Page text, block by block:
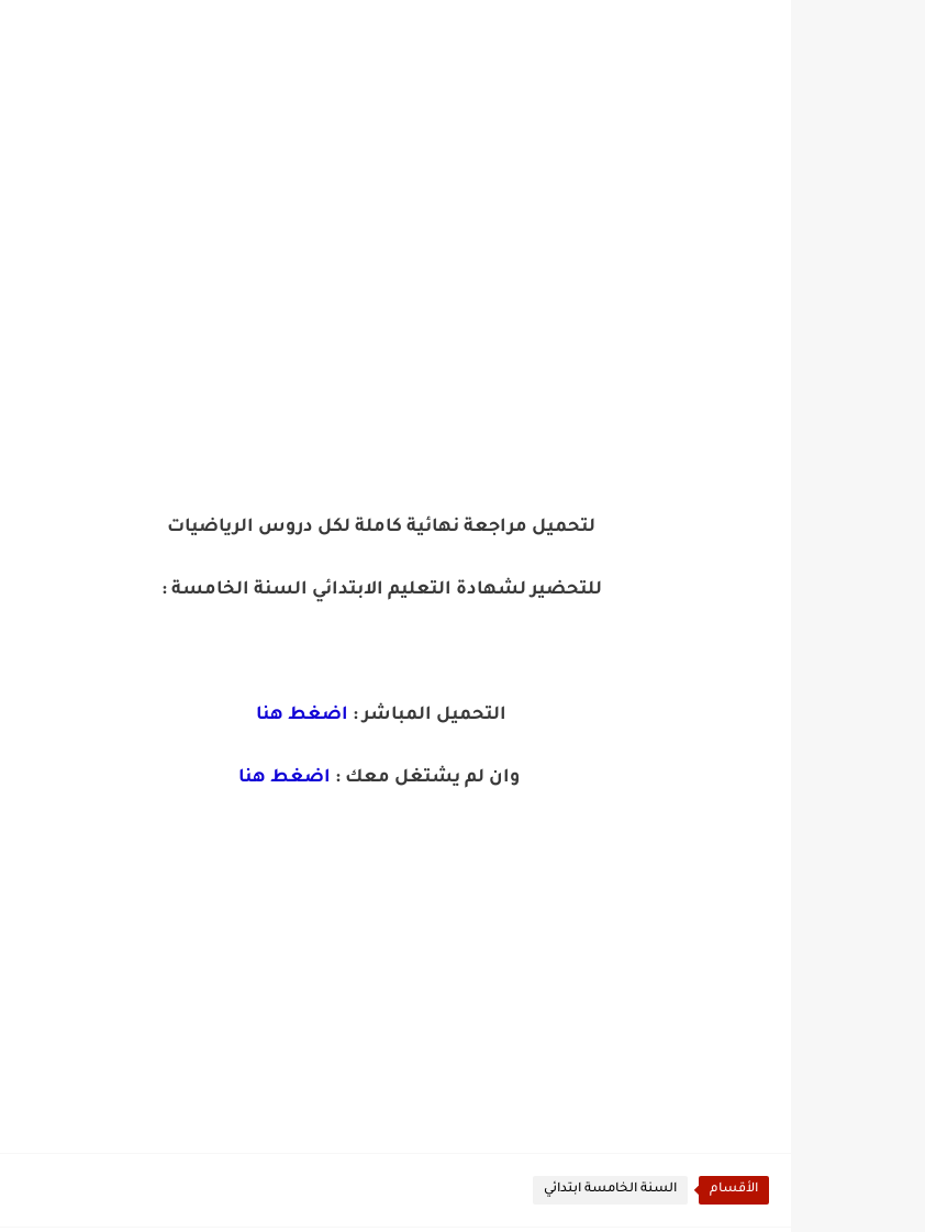
لتحميل مراجعة نهائية كاملة لكل دروس الرياضيات
للتحضير لشهادة التعليم الابتدائي السنة الخامسة :
التحميل المباشر : اضغط هنا
وان لم يشتغل معك : اضغط هنا
الأقسام السنة الخامسة ابتدائي